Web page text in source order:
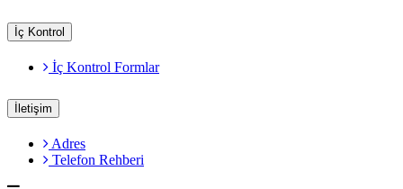
İç Kontrol
İç Kontrol Formlar
İletişim
Adres
Telefon Rehberi